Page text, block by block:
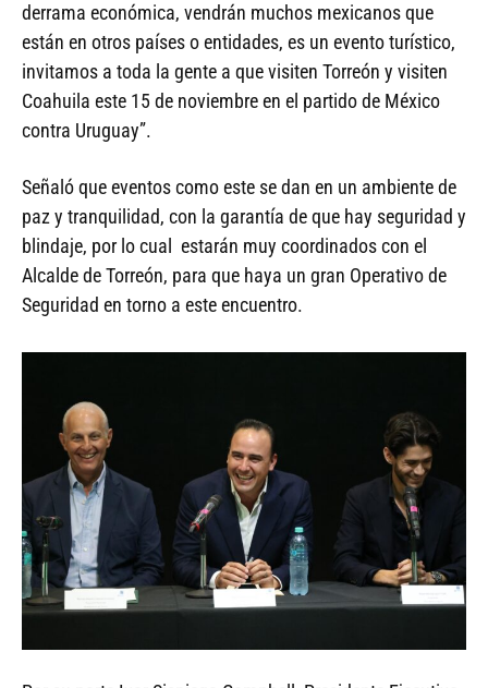
derrama económica, vendrán muchos mexicanos que
están en otros países o entidades, es un evento turístico,
invitamos a toda la gente a que visiten Torreón y visiten
Coahuila este 15 de noviembre en el partido de México
contra Uruguay”.
Señaló que eventos como este se dan en un ambiente de
paz y tranquilidad, con la garantía de que hay seguridad y
blindaje, por lo cual estarán muy coordinados con el
Alcalde de Torreón, para que haya un gran Operativo de
Seguridad en torno a este encuentro.